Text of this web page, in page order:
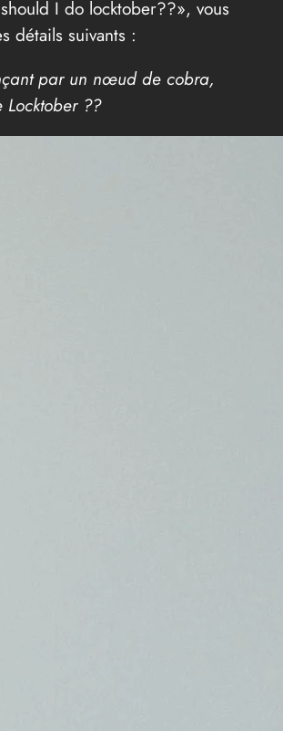
I do locktober??», vous
détails suivants :
par un nœud de cobra,
??